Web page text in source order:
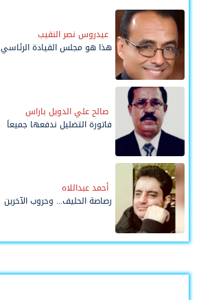
عيدروس نصر النقيب
هذا هو مجلس القيادة الرئاسي
صالح علي الدويل باراس
فاتورة التضليل ندفعها جميعاً
أحمد عبداللاه
رصاصة الحليف... وحروب الآخرين